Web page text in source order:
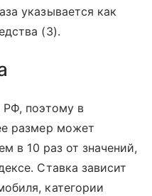
указывается как
(3).
РФ, поэтому в
размер может
в 10 раз от значений,
Ставка зависит
категории